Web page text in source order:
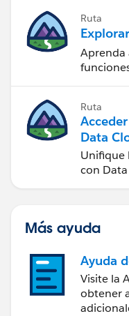
Ruta
Aprenda
Ruta
Data
Unifique
con
Más ayuda
Ayuda
Visite la
obtener